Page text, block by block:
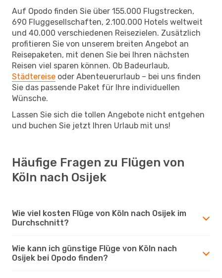
Auf Opodo finden Sie über 155.000 Flugstrecken,
690 Fluggesellschaften, 2.100.000 Hotels weltweit
und 40.000 verschiedenen Reisezielen. Zusätzlich
profitieren Sie von unserem breiten Angebot an
Reisepaketen, mit denen Sie bei Ihren nächsten
Reisen viel sparen können. Ob Badeurlaub,
Städtereise oder Abenteuerurlaub – bei uns finden
Sie das passende Paket für Ihre individuellen
Wünsche.
Lassen Sie sich die tollen Angebote nicht entgehen
und buchen Sie jetzt Ihren Urlaub mit uns!
Häufige Fragen zu Flügen von
Köln nach Osijek
Wie viel kosten Flüge von Köln nach Osijek im
Durchschnitt?
Wie kann ich günstige Flüge von Köln nach
Osijek bei Opodo finden?